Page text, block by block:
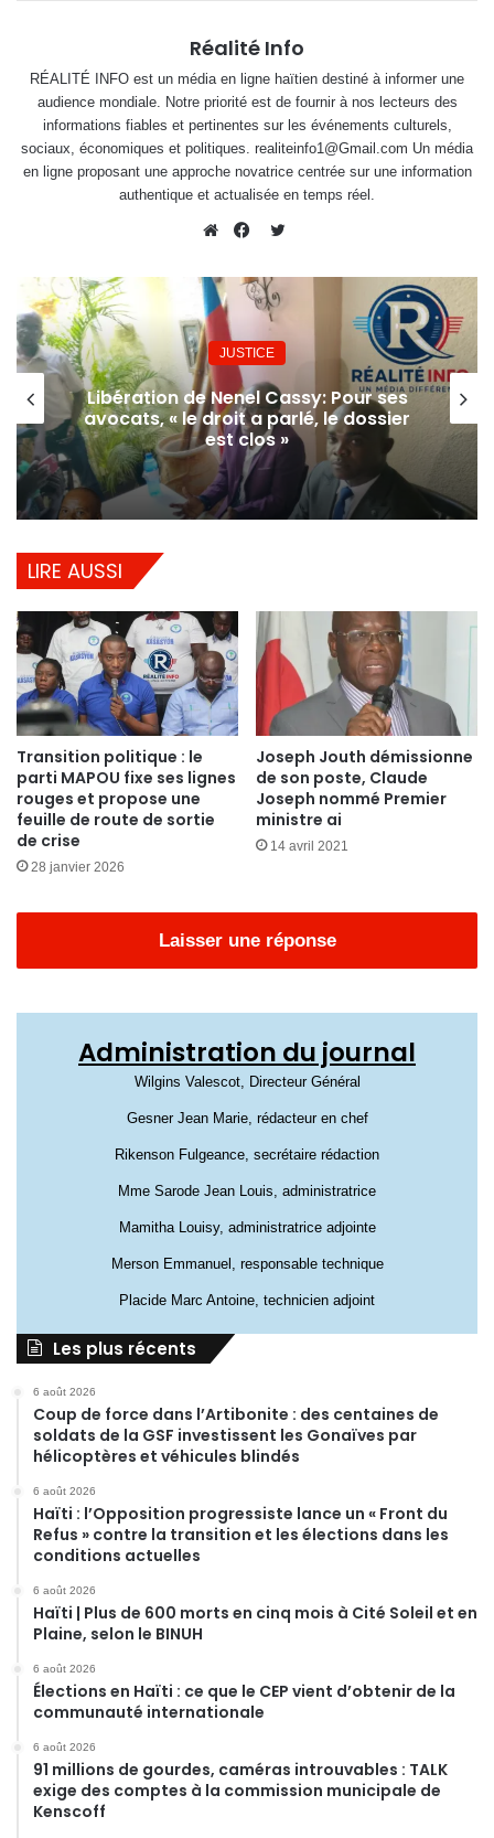
Réalité Info
RÉALITÉ INFO est un média en ligne haïtien destiné à informer une
audience mondiale. Notre priorité est de fournir à nos lecteurs des
informations fiables et pertinentes sur les événements culturels,
sociaux, économiques et politiques. realiteinfo1@Gmail.com Un média
en ligne proposant une approche novatrice centrée sur une information
authentique et actualisée en temps réel.
JUSTICE
Libération de Nenel Cassy: Pour ses
avocats, « le droit a parlé, le dossier
est clos »
LIRE AUSSI
Transition politique : le
parti MAPOU fixe ses lignes
rouges et propose une
feuille de route de sortie
de crise
28 janvier 2026
Joseph Jouth démissionne
de son poste, Claude
Joseph nommé Premier
ministre ai
14 avril 2021
Laisser une réponse
Administration du journal
Wilgins Valescot, Directeur Général
Gesner Jean Marie, rédacteur en chef
Rikenson Fulgeance, secrétaire rédaction
Mme Sarode Jean Louis, administratrice
Mamitha Louisy, administratrice adjointe
Merson Emmanuel, responsable technique
Placide Marc Antoine, technicien adjoint
Les plus récents
6 août 2026
Coup de force dans l’Artibonite : des centaines de
soldats de la GSF investissent les Gonaïves par
hélicoptères et véhicules blindés
6 août 2026
Haïti : l’Opposition progressiste lance un « Front du
Refus » contre la transition et les élections dans les
conditions actuelles
6 août 2026
Haïti | Plus de 600 morts en cinq mois à Cité Soleil et en
Plaine, selon le BINUH
6 août 2026
Élections en Haïti : ce que le CEP vient d’obtenir de la
communauté internationale
6 août 2026
91 millions de gourdes, caméras introuvables : TALK
exige des comptes à la commission municipale de
Kenscoff